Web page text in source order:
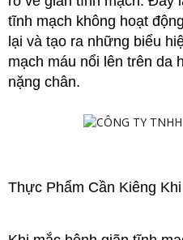
tĩnh mạch không hoạt
lại và tạo ra những biểu
mạch máu nổi lên trên da
nặng chân.
Thực Phẩm Cần Kiêng